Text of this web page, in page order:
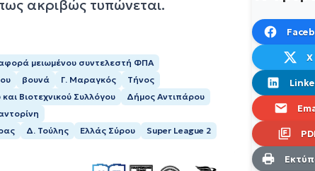
ακριβώς τυπώνεται.
μειωμένου συντελεστή ΦΠΑ
βουνά Γ. Μαραγκός
Τήνος
Βιοτεχνικού Συλλόγου
Δήμος Αντιπάρου
Δ. Τούλης Ελλάς Σύρου Super League 2
X